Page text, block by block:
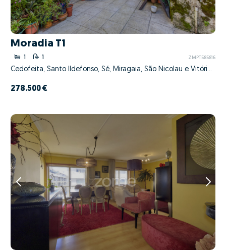
Moradia T1
1 1 ZMPT585816
Cedofeita, Santo Ildefonso, Sé, Miragaia, São Nicolau e Vitória, Porto, Porto
278.500 €